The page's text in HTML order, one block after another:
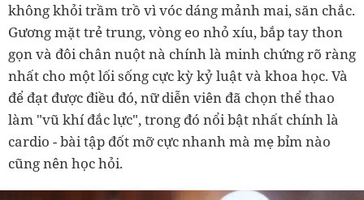
không khỏi trầm trồ vì vóc dáng mảnh mai, săn chắc.
Gương mặt trẻ trung, vòng eo nhỏ xíu, bắp tay thon
gọn và đôi chân nuột nà chính là minh chứng rõ ràng
nhất cho một lối sống cực kỳ kỷ luật và khoa học. Và
để đạt được điều đó, nữ diễn viên đã chọn thể thao
làm "vũ khí đắc lực", trong đó nổi bật nhất chính là
cardio - bài tập đốt mỡ cực nhanh mà mẹ bỉm nào
cũng nên học hỏi.